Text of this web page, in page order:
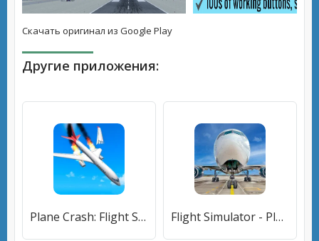
Скачать оригинал из Google Play
Другие приложения:
Plane Crash: Flight Simulator (Плейн Краш) [МОД Бесконечные монеты] APK Android Flight Simulator - Plane Games [МОД Premium] APK Android